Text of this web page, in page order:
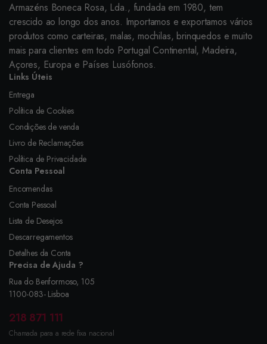
Armazéns Boneca Rosa, Lda., fundada em 1980, tem
crescido ao longo dos anos. Importamos e exportamos vários
produtos como carteiras, malas, mochilas, brinquedos e muito
mais para clientes em todo Portugal Continental, Madeira,
Açores, Europa e Países Lusófonos.
Links Úteis
Entrega
Política de Cookies
Condições de venda
Livro de Reclamações
Política de Privacidade
Conta Pessoal
Encomendas
Conta Pessoal
Lista de Desejos
Descarregamentos
Detalhes da Conta
Precisa de Ajuda ?
Rua do Benformoso, 105
1100-083- Lisboa
218 871 111
Chamada para a rede fixa nacional